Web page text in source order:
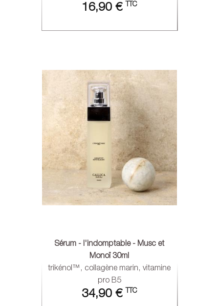
16,90 € TTC
Sérum - l'indomptable - Musc et
Monoï 30ml
trikénol™, collagène marin, vitamine
pro B5
34,90 € TTC